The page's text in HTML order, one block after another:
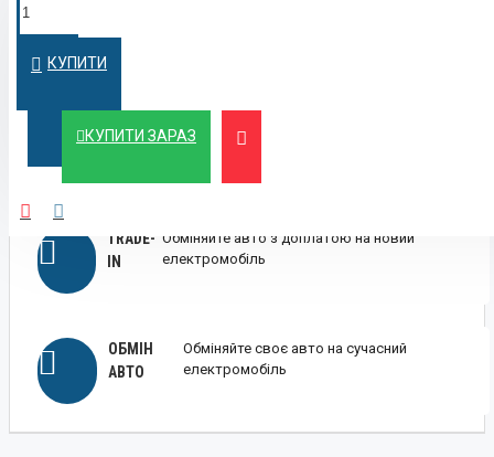
КУПИТИ
КУПИТИ ЗАРАЗ
КРЕДИТ
ЛІЗИНГ Вигідний лізинг для бізнесу та фізичних осіб
TRADE-
IN
Обміняйте авто з доплатою на новий
електромобіль
ОБМІН
АВТО
Обміняйте своє авто на сучасний
електромобіль